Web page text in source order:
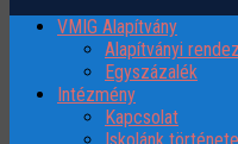
VMIG Alapítvány
Alapítványi
Egyszázalék
Intézmény
Kapcsolat